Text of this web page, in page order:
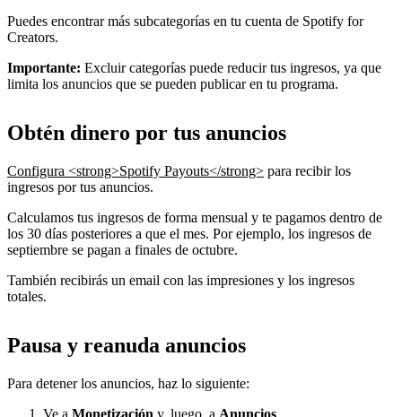
Puedes encontrar más subcategorías en tu cuenta de Spotify for
Creators.
Importante: Excluir categorías puede reducir tus ingresos, ya que
limita los anuncios que se pueden publicar en tu programa.
Obtén dinero por tus anuncios
Configura <strong>Spotify Payouts</strong> para recibir los
ingresos por tus anuncios.
Calculamos tus ingresos de forma mensual y te pagamos dentro de
los 30 días posteriores a que el mes. Por ejemplo, los ingresos de
septiembre se pagan a finales de octubre.
También recibirás un email con las impresiones y los ingresos
totales.
Pausa y reanuda anuncios
Para detener los anuncios, haz lo siguiente:
Ve a Monetización y, luego, a Anuncios.